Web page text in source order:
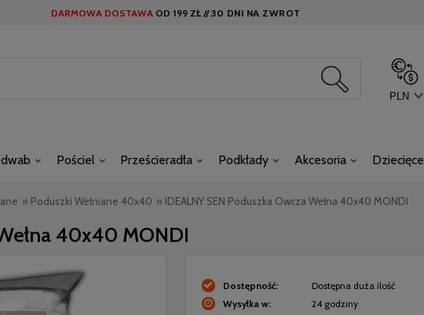
DARMOWA DOSTAWA OD 199 ZŁ //30 DNI NA ZWROT
Pościel Prześcieradła Podkłady Akcesoria Dziecięce
» Poduszki Wełniane 40x40 » IDEALNY SEN Poduszka Owcza Wełna 40x40 MONDI
40x40 MONDI
Dostępność:
Dostępna duża ilość
Wysyłka w:
24 godziny